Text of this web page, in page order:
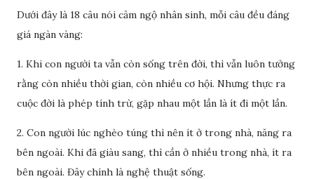
Dưới đây là 18 câu nói cảm ngộ nhân sinh, mỗi câu đều đáng
giá ngàn vàng:
1. Khi con người ta vẫn còn sống trên đời, thì vẫn luôn tưởng
rằng còn nhiều thời gian, còn nhiều cơ hội. Nhưng thực ra
cuộc đời là phép tính trừ, gặp nhau một lần là ít đi một lần.
2. Con người lúc nghèo túng thì nên ít ở trong nhà, năng ra
bên ngoài. Khi đã giàu sang, thì cần ở nhiều trong nhà, ít ra
bên ngoài. Đây chính là nghệ thuật sống.